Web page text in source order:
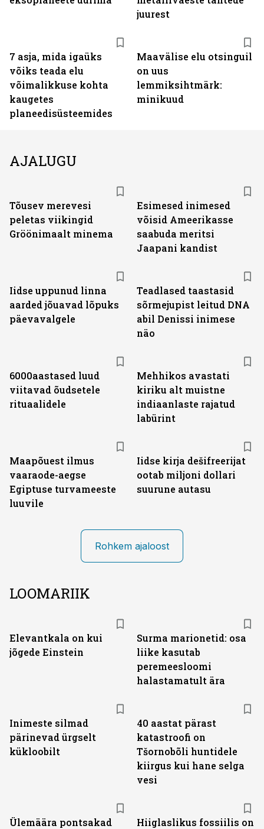
juurest
7 asja, mida igaüks
võiks teada elu
võimalikkuse kohta
kaugetes
planeedisüsteemides
Maavälise elu otsinguil
on uus
lemmiksihtmärk:
minikuud
AJALUGU
Tõusev merevesi
peletas viikingid
Gröönimaalt minema
Esimesed inimesed
võisid Ameerikasse
saabuda meritsi
Jaapani kandist
Iidse uppunud linna
aarded jõuavad lõpuks
päevavalgele
Teadlased taastasid
sõrmejupist leitud DNA
abil Denissi inimese
näo
6000aastased luud
viitavad õudsetele
rituaalidele
Mehhikos avastati
kiriku alt muistne
indiaanlaste rajatud
labürint
Maapõuest ilmus
vaaraode-aegse
Egiptuse turvameeste
luuvile
Iidse kirja dešifreerijat
ootab miljoni dollari
suurune autasu
Rohkem ajaloost
LOOMARIIK
Elevantkala on kui
jõgede Einstein
Surma marionetid: osa
liike kasutab
peremeesloomi
halastamatult ära
Inimeste silmad
pärinevad ürgselt
kükloobilt
40 aastat pärast
katastroofi on
Tšornobõli huntidele
kiirgus kui hane selga
vesi
Ülemäära pontsakad
Hiiglaslikus fossiilis on